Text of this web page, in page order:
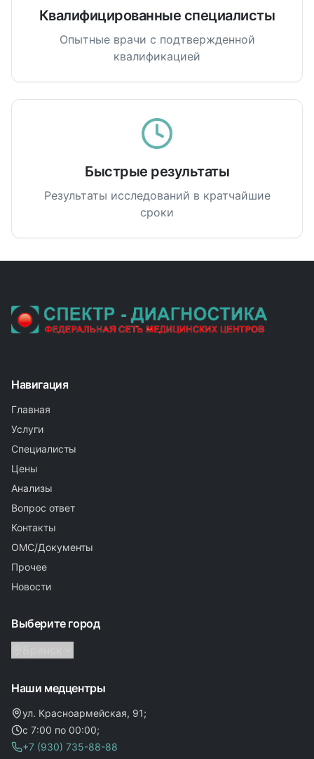
Квалифицированные специалисты
Опытные врачи с подтвержденной
квалификацией
Быстрые результаты
Результаты исследований в кратчайшие
сроки
Навигация
Главная
Услуги
Специалисты
Цены
Анализы
Вопрос ответ
Контакты
ОМС/Документы
Прочее
Новости
Выберите город
Наши медцентры
ул. Красноармейская, 91;
с 7:00 по 00:00;
+7 (930) 735-88-88